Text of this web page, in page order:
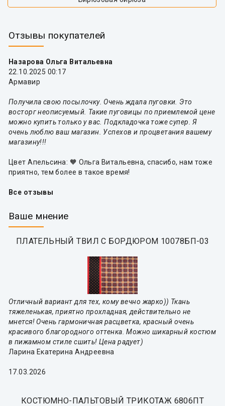
Отзывы покупателей
Назарова Ольга Витальевна
22.10.2025 00:17
Армавир
Получила свою посылочку. Очень ждала пуговки. Это
восторг неописуемый. Такие пуговицы по приемлемой цене
можно купить только у вас. Подкладочка тоже супер. Я
очень люблю ваш магазин. Успехов и процветания вашему
магазину!!!
Цвет Апельсина: 🧡 Ольга Витальевна, спасибо, нам тоже
приятно, тем более в такое время!
Все отзывы
Ваше мнение
ПЛАТЕЛЬНЫЙ ТВИЛ С БОРДЮРОМ 10078БП-03
Отличный вариант для тех, кому вечно жарко)) Ткань
тяжеленькая, приятно прохладная, действительно не
мнется! Очень гармоничная расцветка, красный очень
красивого благородного оттенка. Можно шикарный костюм
в пижамном стиле сшить! Цена радует)
Ларина Екатерина Андреевна
17.03.2026
КОСТЮМНО-ПАЛЬТОВЫЙ ТРИКОТАЖ 6806ПТ